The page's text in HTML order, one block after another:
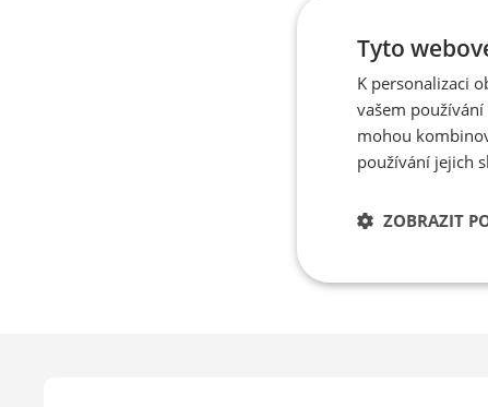
490
Tyto
K personalizaci
vašem
mohou
používání jejich
ZOBRAZIT